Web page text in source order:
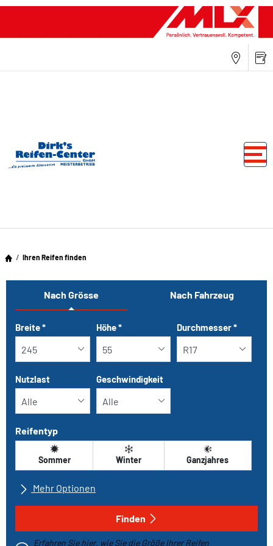
Ihren Reifen finden
Nach Grösse Nach Fahrzeug
Tab updated: Nach Grösse
Breite* Höhe* Durchmesser*
Nutzlast Geschwindigkeit
Reifentyp
Sommer Winter Ganzjahres
Mehr Optionen
Alle Marken
Finden
Erfahren Sie hier, wie Sie die Größe Ihrer Reifen